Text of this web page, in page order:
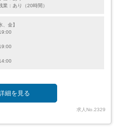
業：あり（20時間）
、金】
細を見る
求人No.2329